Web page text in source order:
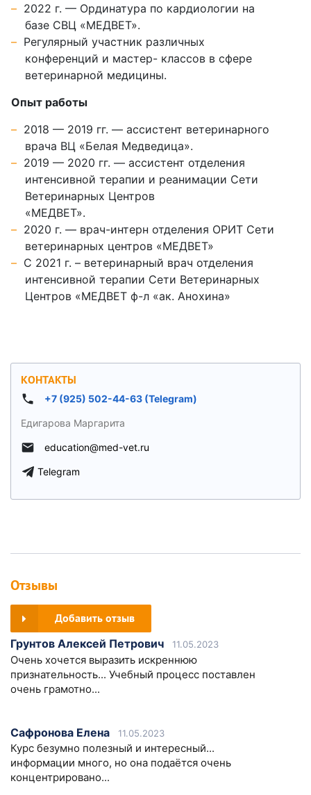
2022 г. — Ординатура по кардиологии на
базе СВЦ «МЕДВЕТ».
Регулярный участник различных
конференций и мастер- классов в сфере
ветеринарной медицины.
Опыт работы
2018 — 2019 гг. — ассистент ветеринарного
врача ВЦ «Белая Медведица».
2019 — 2020 гг. — ассистент отделения
интенсивной терапии и реанимации Сети
Ветеринарных Центров
«МЕДВЕТ».
2020 г. — врач-интерн отделения ОРИТ Сети
ветеринарных центров «МЕДВЕТ»
С 2021 г. – ветеринарный врач отделения
интенсивной терапии Сети Ветеринарных
Центров «МЕДВЕТ ф-л «ак. Анохина»
КОНТАКТЫ
+7 (925) 502-44-63 (Telegram)
Едигарова Маргарита
education@med-vet.ru
Telegram
Отзывы
Добавить отзыв
Грунтов Алексей Петрович 11.05.2023
Очень хочется выразить искреннюю
признательность... Учебный процесс поставлен
очень грамотно...
Сафронова Елена 11.05.2023
Курс безумно полезный и интересный...
информации много, но она подаётся очень
концентрировано...